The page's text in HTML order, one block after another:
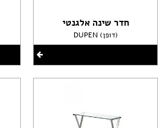
חדר שינה אלגנטי
DUPEN (דופן)